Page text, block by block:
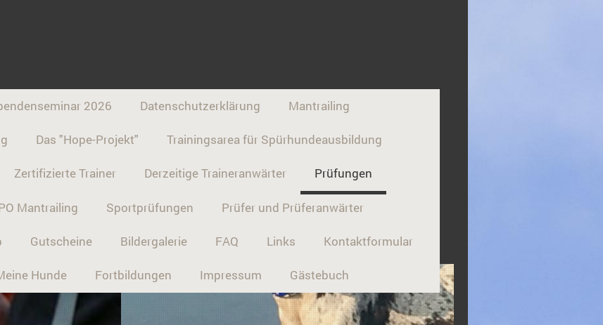
2026 Datenschutzerklärung Mantrailing
Das "Hope-Projekt" Trainingsarea für Spürhundeausbildung
Zertifizierte Trainer Derzeitige Traineranwärter Prüfungen
Mantrailing Sportprüfungen Prüfer und Prüferanwärter
Gutscheine Bildergalerie FAQ Links Kontaktformular
Hunde Fortbildungen Impressum Gästebuch